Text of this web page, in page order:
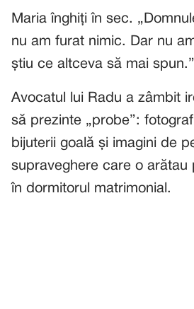
Maria înghiți în sec.
nu am furat nimic. Dar nu
știu ce altceva să mai spun.”
Avocatul lui Radu a zâmbit
să prezinte „probe”:
bijuterii goală și imagini de
supraveghere care o arătau
în dormitorul matrimonial.